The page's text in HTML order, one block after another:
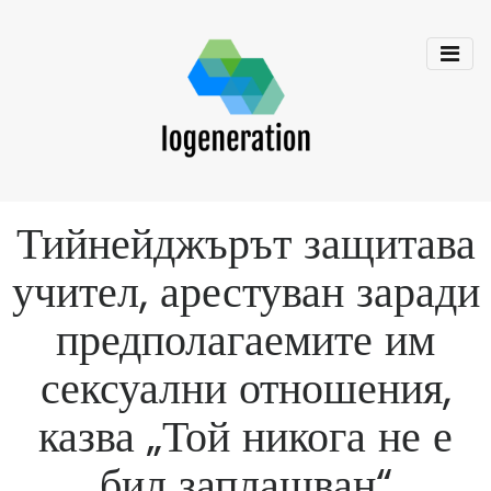
Тийнейджърът защитава
учител, арестуван заради
предполагаемите им
сексуални отношения,
казва „Той никога не е